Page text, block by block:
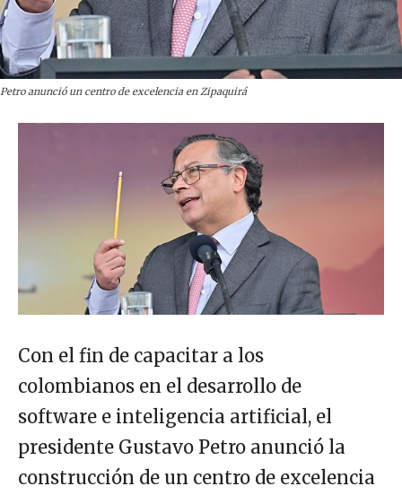
Petro anunció un centro de excelencia en Zipaquirá
Con el fin de capacitar a los
colombianos en el desarrollo de
software e inteligencia artificial, el
presidente Gustavo Petro anunció la
construcción de un centro de excelencia